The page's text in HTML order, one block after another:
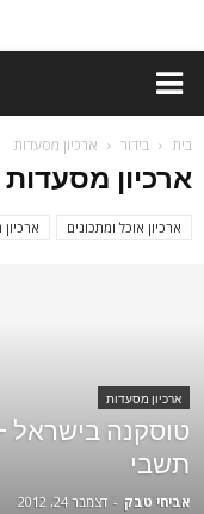
בית בידור ארכיון מסעדות
ארכיון מסעדות
ארכיון אוכל ומתכונים
ארכיון מסעדות
טוסקנה
תשבי
אביחי טבק - דצמבר 24, 2012